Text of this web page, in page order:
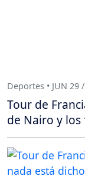
Deportes • JUN 29
Tour de
de Nairo y